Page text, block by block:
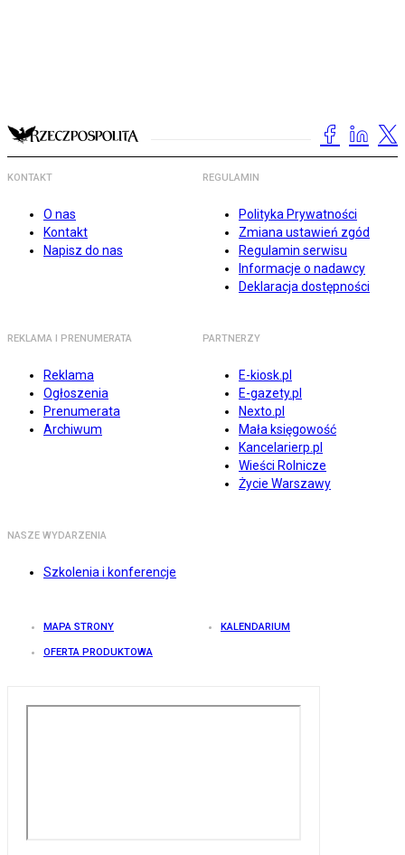
KONTAKT
O nas
Kontakt
Napisz do nas
REGULAMIN
Polityka Prywatności
Zmiana ustawień zgód
Regulamin serwisu
Informacje o nadawcy
Deklaracja dostępności
REKLAMA I PRENUMERATA
Reklama
Ogłoszenia
Prenumerata
Archiwum
PARTNERZY
E-kiosk.pl
E-gazety.pl
Nexto.pl
Mała księgowość
Kancelarierp.pl
Wieści Rolnicze
Życie Warszawy
NASZE WYDARZENIA
Szkolenia i konferencje
MAPA STRONY KALENDARIUM
OFERTA PRODUKTOWA